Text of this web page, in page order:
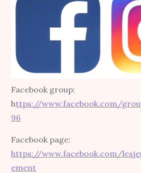
Facebook group:
https://www.facebook.com/
96
Facebook page:
https://www.facebook.com/
ement